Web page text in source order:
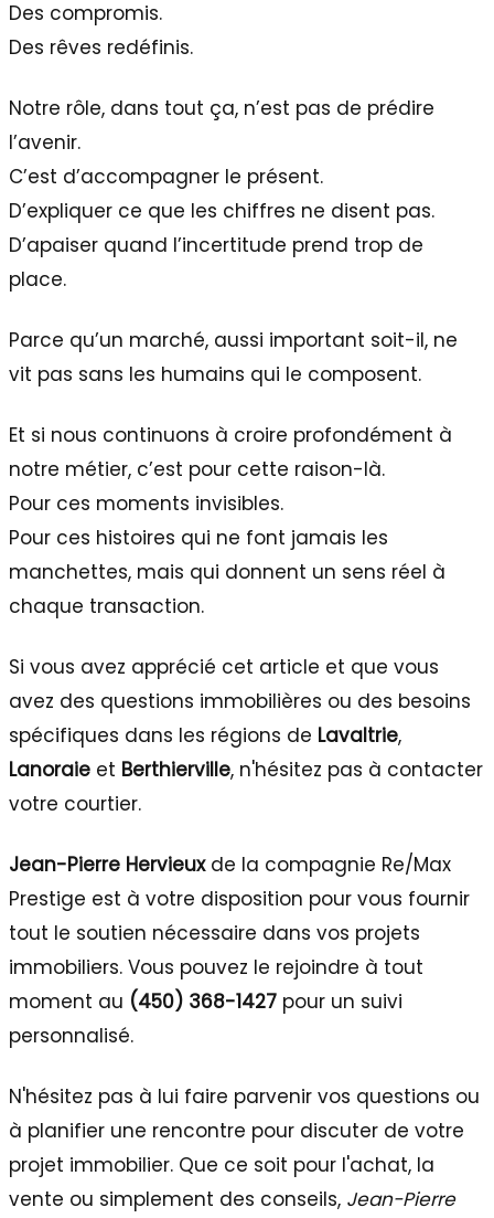
Des compromis.
Des rêves redéfinis.
Notre rôle, dans tout ça, n’est pas de prédire
l’avenir.
C’est d’accompagner le présent.
D’expliquer ce que les chiffres ne disent pas.
D’apaiser quand l’incertitude prend trop de
place.
Parce qu’un marché, aussi important soit-il, ne
vit pas sans les humains qui le composent.
Et si nous continuons à croire profondément à
notre métier, c’est pour cette raison-là.
Pour ces moments invisibles.
Pour ces histoires qui ne font jamais les
manchettes, mais qui donnent un sens réel à
chaque transaction.
Si vous avez apprécié cet article et que vous
avez des questions immobilières ou des besoins
spécifiques dans les régions de Lavaltrie,
Lanoraie et Berthierville, n'hésitez pas à contacter
votre courtier.
Jean-Pierre Hervieuxde la compagnie Re/Max
Prestige est à votre disposition pour vous fournir
tout le soutien nécessaire dans vos projets
immobiliers. Vous pouvez le rejoindre à tout
moment au (450) 368-1427 pour un suivi
personnalisé.
N'hésitez pas à lui faire parvenir vos questions ou
à planifier une rencontre pour discuter de votre
projet immobilier. Que ce soit pour l'achat, la
vente ou simplement des conseils, Jean-Pierre